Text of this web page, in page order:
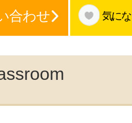
特集をみる
掲載のお問
合わせ 気に